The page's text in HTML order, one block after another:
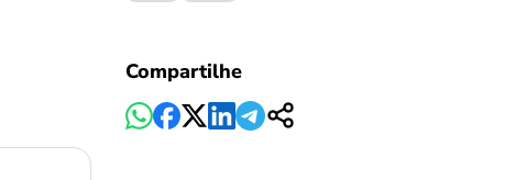
Compartilhe